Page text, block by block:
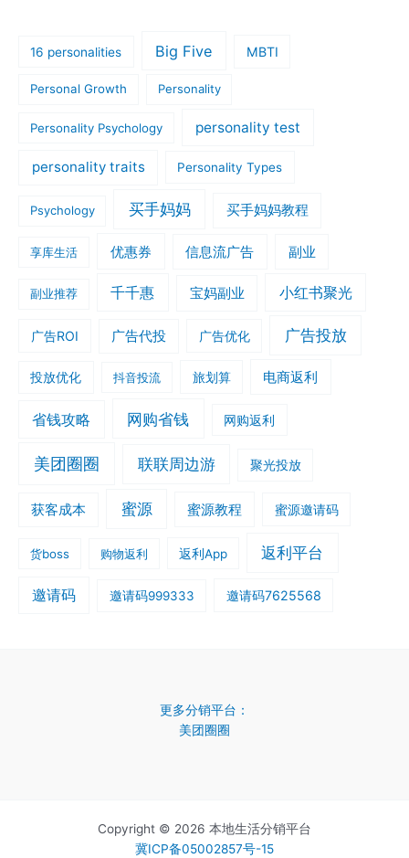
16 personalities Big Five MBTI
Personal Growth Personality
Personality Psychology personality test
personality traits Personality Types
Psychology 买手妈妈 买手妈妈教程
享库生活 优惠券 信息流广告 副业
副业推荐 千千惠 宝妈副业 小红书聚光
广告ROI 广告代投 广告优化 广告投放
投放优化 抖音投流 旅划算 电商返利
省钱攻略 网购省钱 网购返利
美团圈圈 联联周边游 聚光投放
获客成本 蜜源 蜜源教程 蜜源邀请码
货boss 购物返利 返利App 返利平台
邀请码 邀请码999333 邀请码7625568
更多分销平台：
美团圈圈
Copyright © 2026 本地生活分销平台
冀ICP备05002857号-15